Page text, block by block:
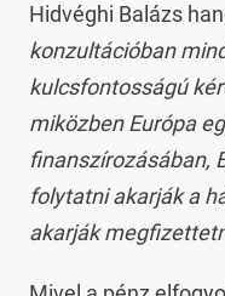
Hidvéghi Balázs
konzultációban
kulcsfontosságú
miközben Európa
finanszírozásában,
folytatni akarják a
akarják